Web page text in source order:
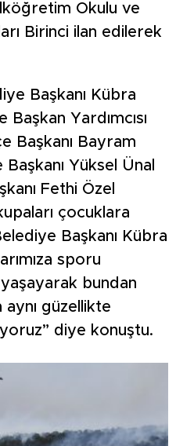
Okulu ve
Birinci ilan edilerek
Başkanı Kübra
Yardımcısı
Başkanı Bayram
Yüksel Ünal
Fethi Özel
çocuklara
Başkanı Kübra
sporu
bundan
güzellikte
diye konuştu.